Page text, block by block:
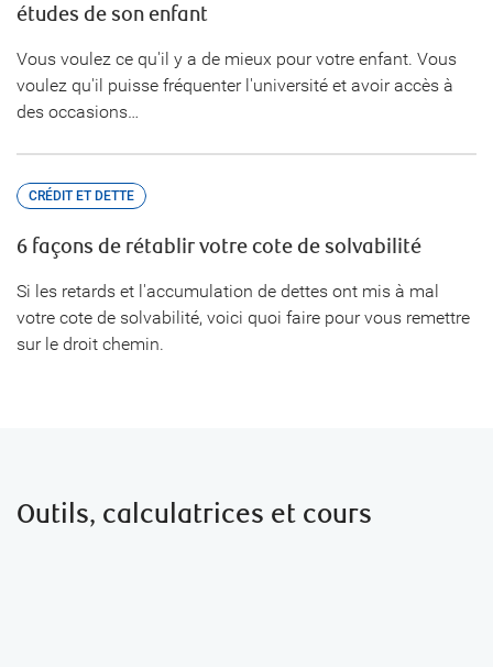
études de son enfant
Vous voulez ce qu'il y a de mieux pour votre enfant. Vous
voulez qu'il puisse fréquenter l'université et avoir accès à
des occasions…
CRÉDIT ET DETTE
6 façons de rétablir votre cote de solvabilité
Si les retards et l'accumulation de dettes ont mis à mal
votre cote de solvabilité, voici quoi faire pour vous remettre
sur le droit chemin.
Outils, calculatrices et cours